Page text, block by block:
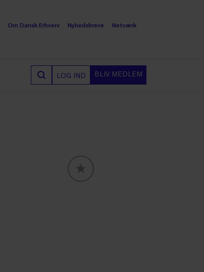
Om Dansk Erhverv Nyhedsbreve Netværk
LOG IND BLIV MEDLEM